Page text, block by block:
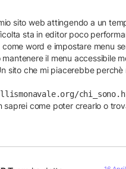
sito web attingendo a un
sta in editor poco
word e impostare menu
il menu accessibile
sito che mi piacerebbe perchè
saprei come poter crearlo o